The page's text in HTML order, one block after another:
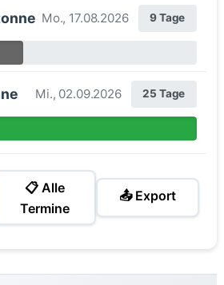
Mo., 17.08.2026 9 Tage
Mi., 02.09.2026 25 Tage
📋 Alle
Termine
📤 Export